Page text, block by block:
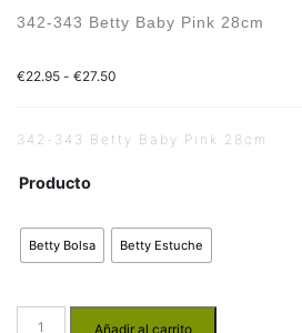
342-343 Betty Baby Pink 28cm
€22.95 - €27.50
342-343 Betty Baby Pink 28cm
Producto
Betty Bolsa Betty Estuche
Añadir al carrito